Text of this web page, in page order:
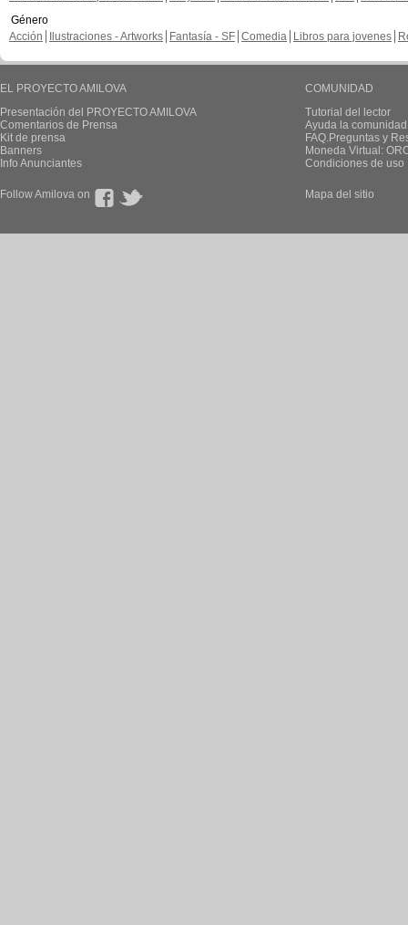
Género
Acción
Ilustraciones - Artworks Fantasía - SF Comedia Libros para jovenes
EL PROYECTO AMILOVA
Presentación del PROYECTO AMILOVA
Comentarios de Prensa
Kit de prensa
Banners
Info Anunciantes
COMUNIDAD
Tutorial del lector
Ayuda la
FAQ.Preguntas y
Moneda Virtual:
Condiciones de uso
Follow Amilova on Mapa del sitio